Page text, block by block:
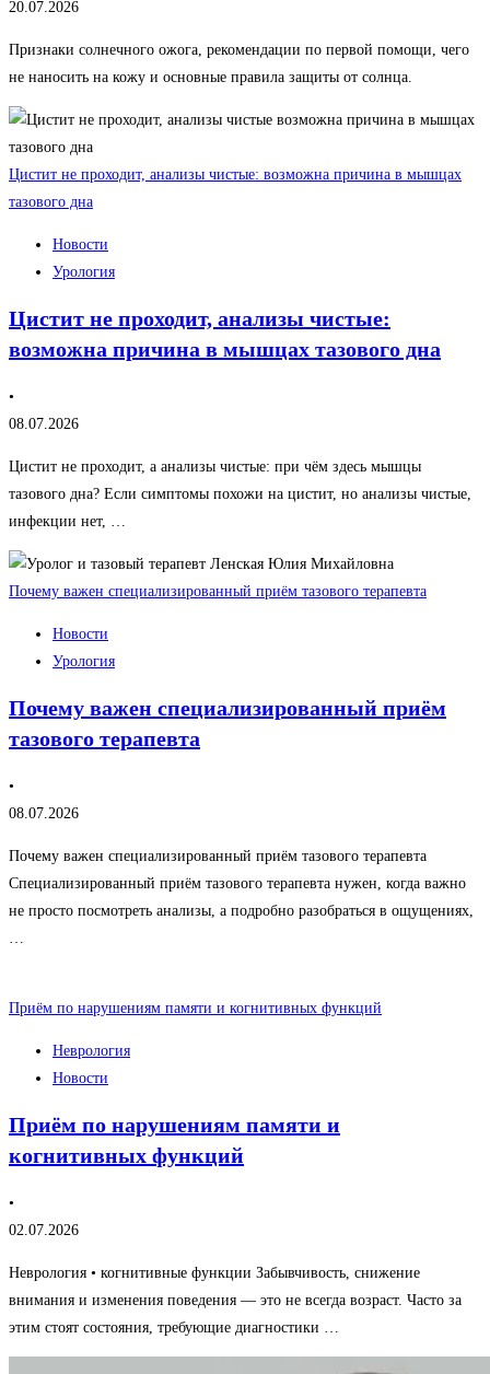
20.07.2026
Признаки солнечного ожога, рекомендации по первой помощи, чего
не наносить на кожу и основные правила защиты от солнца.
Цистит не проходит, анализы чистые: возможна причина в мышцах
тазового дна
Новости
Урология
Цистит не проходит, анализы чистые:
возможна причина в мышцах тазового дна
•
08.07.2026
Цистит не проходит, а анализы чистые: при чём здесь мышцы
тазового дна? Если симптомы похожи на цистит, но анализы чистые,
инфекции нет, …
Почему важен специализированный приём тазового терапевта
Новости
Урология
Почему важен специализированный приём
тазового терапевта
•
08.07.2026
Почему важен специализированный приём тазового терапевта
Специализированный приём тазового терапевта нужен, когда важно
не просто посмотреть анализы, а подробно разобраться в ощущениях,
Приём по нарушениям памяти и когнитивных функций
Неврология
Новости
Приём по нарушениям памяти и
когнитивных функций
•
02.07.2026
Неврология • когнитивные функции Забывчивость, снижение
внимания и изменения поведения — это не всегда возраст. Часто за
этим стоят состояния, требующие диагностики …